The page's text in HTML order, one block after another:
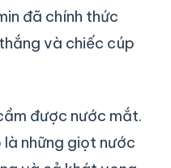
đã chính thức
và chiếc cúp
được nước mắt.
những giọt nước